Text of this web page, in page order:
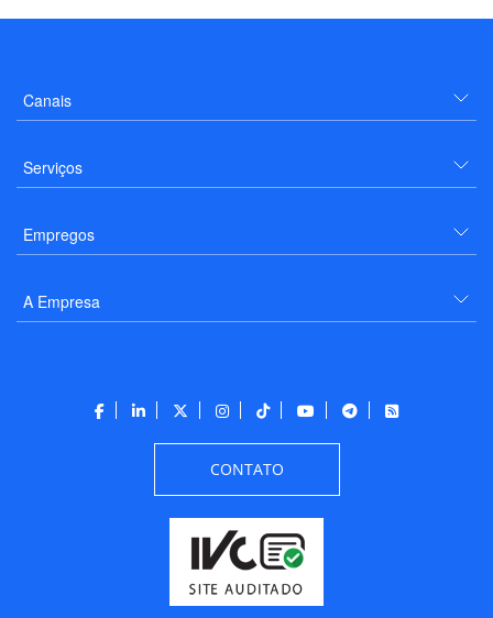
Canais
Serviços
Empregos
A Empresa
CONTATO